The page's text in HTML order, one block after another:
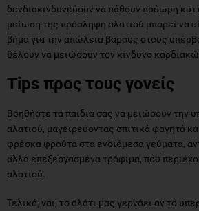
δενδιακινδυνεύουν να πάθουν πρόωρη
μείωση της πρόσληψη αλατιού μπορεί να
βήμα για την απώλεια βάρους στους
θέλουν να μειώσουν τον κίνδυνο
Tips προς τους γονείς
Βοηθήστε τα παιδιά σας να μειώσουν την
αλατιού, μαγειρεύοντας σπιτικά φαγητά
φρέσκα φρούτα στα ενδιάμεσα γεύματα,
άλλα επεξεργασμένα τρόφιμα, που
αλατιού.
Τελικά, ναι, το αλάτι μας γερνάει αν το